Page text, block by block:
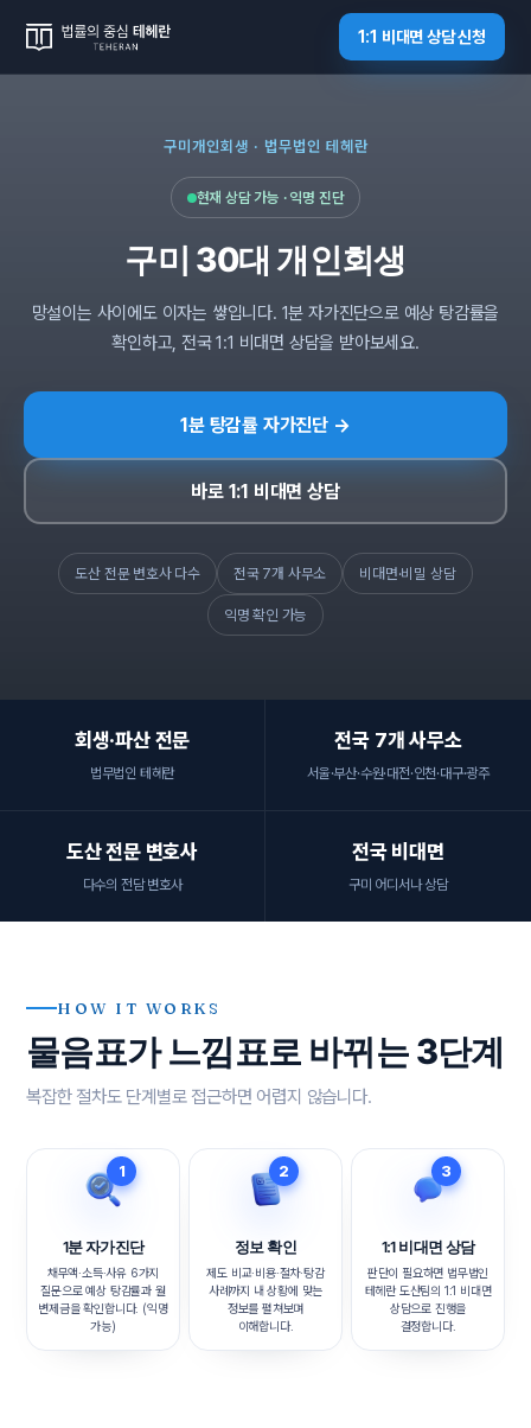
1:1 비대면 상담 신청
구미개인회생 · 법무법인 테헤란
현재 상담 가능 · 익명 진단
구미 30대 개인회생
망설이는 사이에도 이자는 쌓입니다. 1분 자가진단으로 예상 탕감률을
확인하고, 전국 1:1 비대면 상담을 받아보세요.
1분 탕감률 자가진단 →
바로 1:1 비대면 상담
도산 전문 변호사 다수 전국 7개 사무소 비대면·비밀 상담
익명 확인 가능
회생·파산 전문
법무법인 테헤란
전국 7개 사무소
서울·부산·수원·대전·인천·대구·광주
도산 전문 변호사
다수의 전담 변호사
전국 비대면
구미 어디서나 상담
HOW IT WORKS
물음표가 느낌표로 바뀌는 3단계
복잡한 절차도 단계별로 접근하면 어렵지 않습니다.
1
1분 자가진단
채무액·소득·사유 6가지
질문으로 예상 탕감률과 월
변제금을 확인합니다. (익명
가능)
2
정보 확인
제도 비교·비용·절차·탕감
사례까지 내 상황에 맞는
정보를 펼쳐보며
이해합니다.
3
1:1 비대면 상담
판단이 필요하면 법무법인
테헤란 도산팀의 1:1 비대면
상담으로 진행을
결정합니다.